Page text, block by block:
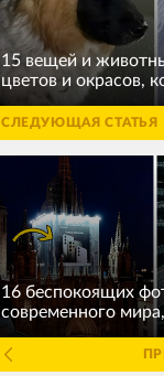
15 вещей и
цветов и окрасов,
СЛЕДУЮЩАЯ СТАТЬЯ
16 беспокоящих
современного